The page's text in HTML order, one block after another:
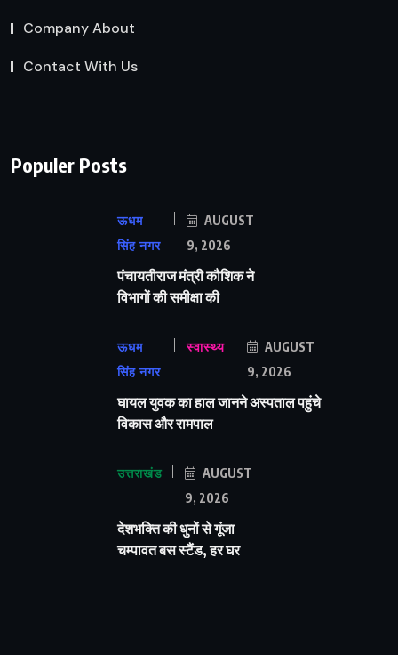
Company About
Contact With Us
Populer Posts
ऊधम
सिंह नगर
AUGUST
9, 2026
पंचायतीराज मंत्री कौशिक ने
विभागों की समीक्षा की
ऊधम
सिंह नगर
स्वास्थ्य
AUGUST
9, 2026
घायल युवक का हाल जानने अस्पताल पहुंचे
विकास और रामपाल
उत्तराखंड
AUGUST
9, 2026
देशभक्ति की धुनों से गूंजा
चम्पावत बस स्टैंड, हर घर